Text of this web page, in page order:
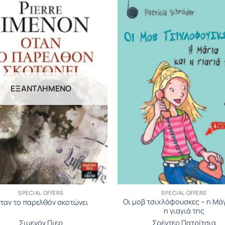
ΕΞΑΝΤΛΗΜΈΝΟ
SPECIAL OFFERS
το παρελθόν σκοτώνει
Σιμενόν Πιερ
SPECIAL OFFERS
Οι μοβ τσιχλόφουσκες – η
η γιαγιά της
Σρέντερ Πατρίτσια